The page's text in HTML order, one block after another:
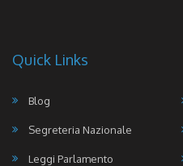
Quick Links
Blog
Segreteria Nazionale
Leggi Parlamento